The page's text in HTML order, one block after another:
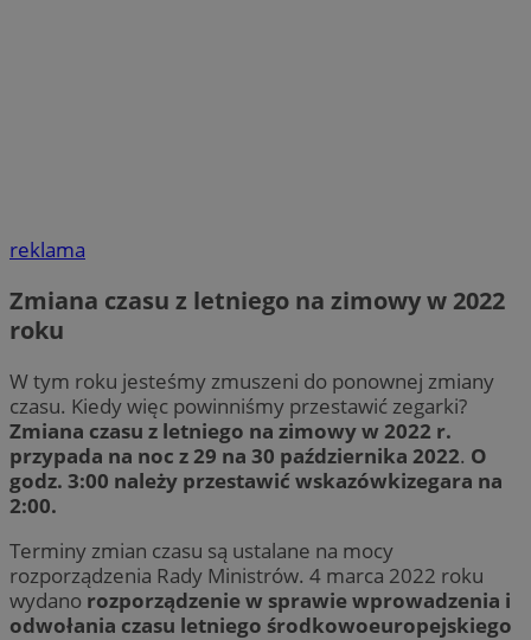
reklama
Zmiana czasu z letniego na zimowy w 2022
roku
W tym roku jesteśmy zmuszeni do ponownej zmiany
czasu. Kiedy więc powinniśmy przestawić zegarki?
Zmiana czasu z letniego na zimowy w 2022 r.
przypada na noc z 29 na 30 października 2022. O
godz. 3:00 należy przestawić wskazówkizegara na
2:00.
Terminy zmian czasu są ustalane na mocy
rozporządzenia Rady Ministrów. 4 marca 2022 roku
wydano rozporządzenie w sprawie wprowadzenia i
odwołania czasu letniego środkowoeuropejskiego